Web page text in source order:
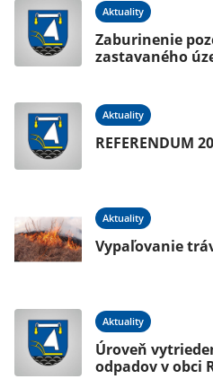
Aktuality
Zaburinenie
zastavaného
Aktuality
REFERENDUM
Aktuality
Vypaľovanie
Aktuality
Úroveň
odpadov v obci